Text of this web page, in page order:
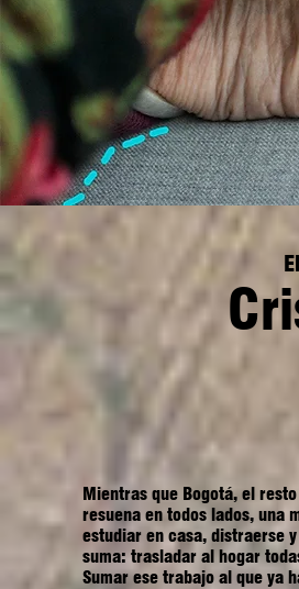
Mientras que Bogotá, el
resuena en todos lados, una
estudiar en casa, distraerse
suma: trasladar al hogar
Sumar ese trabajo al que ya